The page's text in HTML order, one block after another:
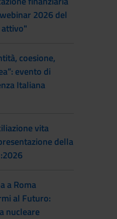
2026 del
attivo"
coesione,
evento di
Italiana
vita
della
a Roma
al Futuro:
nucleare